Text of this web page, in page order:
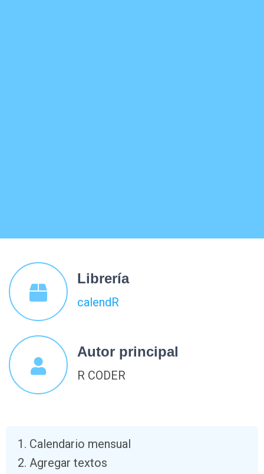
Librería
calendR
Autor principal
R CODER
Calendario mensual
Agregar textos